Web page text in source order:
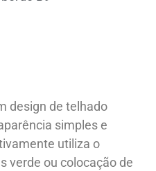
design de telhado
simples e
utiliza o
verde ou colocação de